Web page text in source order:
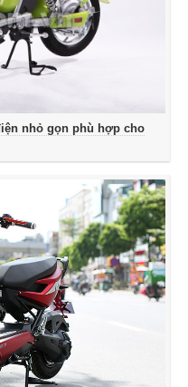
nhỏ gọn phù hợp cho